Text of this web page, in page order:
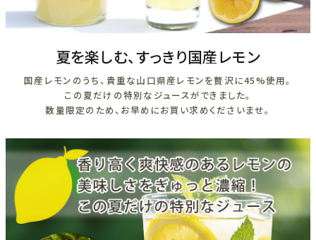
夏を楽しむ、すっきり国産レモン
国産レモンのうち、貴重な山口県産レモンを贅沢に45%使用。
この夏だけの特別なジュースができました。
数量限定のため、お早めにお買い求めくださいませ。